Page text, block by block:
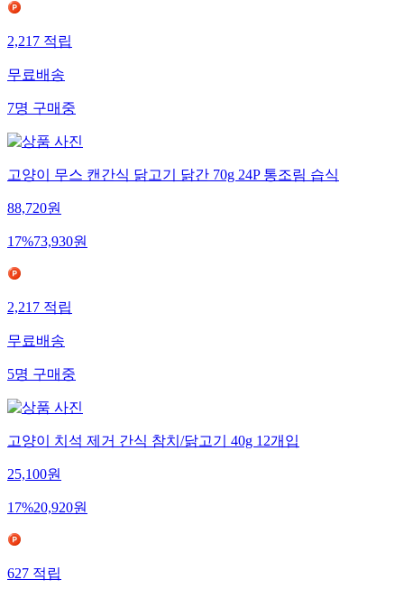
2,217적립
무료배송
7명구매중
고양이 무스 캔간식 닭고기 닭간 70g 24P 통조림 습식
88,720원
17%73,930원
2,217적립
무료배송
5명구매중
고양이 치석 제거 간식 참치/닭고기 40g 12개입
25,100원
17%20,920원
627적립